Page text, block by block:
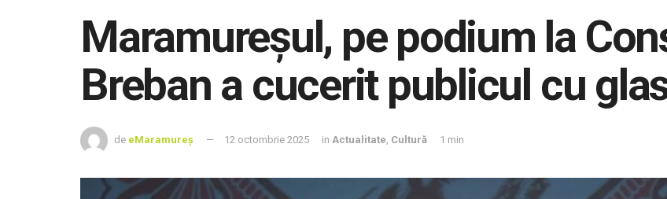
Maramureșul, pe podium la
Breban a cucerit publicul cu
de eMaramureș 12 octombrie 2025 in Actualitate, Cultură 1 min